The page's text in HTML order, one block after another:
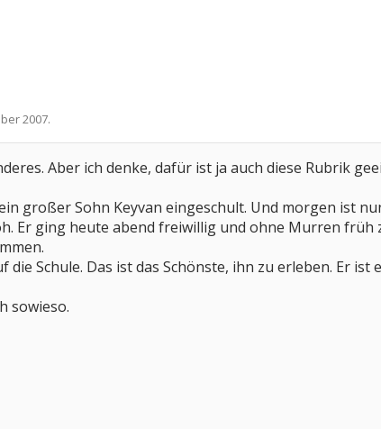
2007.
Aber ich denke, dafür ist ja auch diese Rubrik
großer Sohn Keyvan eingeschult. Und morgen ist
Er ging heute abend freiwillig und ohne Murren früh
Schule. Das ist das Schönste, ihn zu erleben. Er
sowieso.